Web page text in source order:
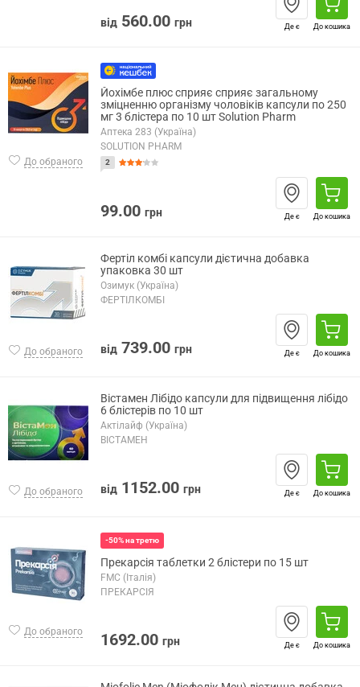
від 560.00 грн Де є До кошика
До обраного
Йохімбе плюс сприяє сприяє загальному
зміцненню організму чоловіків капсули по 250
мг 3 блістера по 10 шт Solution Pharm
Аптека 283 (Україна)
SOLUTION PHARM
2
99.00 грн Де є До кошика
До обраного
Фертіл комбі капсули дієтична добавка
упаковка 30 шт
Озимук (Україна)
ФЕРТІЛКОМБІ
від 739.00 грн Де є До кошика
До обраного
Вістамен Лібідо капсули для підвищення лібідо
6 блістерів по 10 шт
Актілайф (Україна)
ВІСТАМЕН
від 1152.00 грн Де є До кошика
До обраного
-50% на третю
Прекарсія таблетки 2 блістери по 15 шт
FMC (Італія)
ПРЕКАРСІЯ
1692.00 грн Де є До кошика